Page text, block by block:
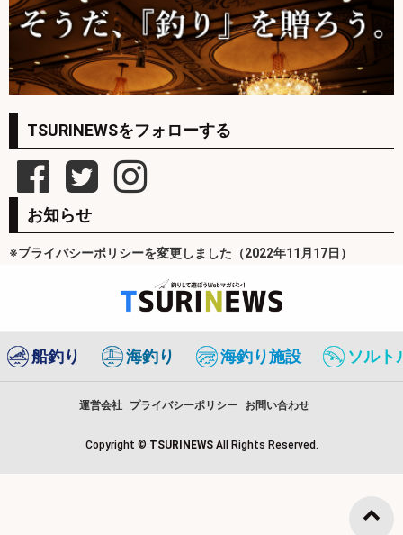
TSURINEWSをフォローする
お知らせ
※プライバシーポリシーを変更しました（2022年11月17日）
船釣り 海釣り 海釣り施設 ソルト
運営会社 プライバシーポリシー お問い合わせ
Copyright © TSURINEWS All Rights Reserved.